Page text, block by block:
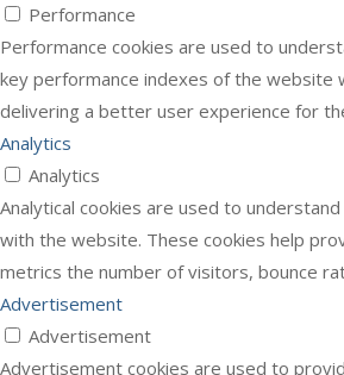
Performance
Performance cookies are used to
key performance indexes of the website
delivering a better user experience for
Analytics
Analytics
Analytical cookies are used to
with the website. These cookies help
metrics the number of visitors, bounce
Advertisement
Advertisement
Advertisement cookies are used to